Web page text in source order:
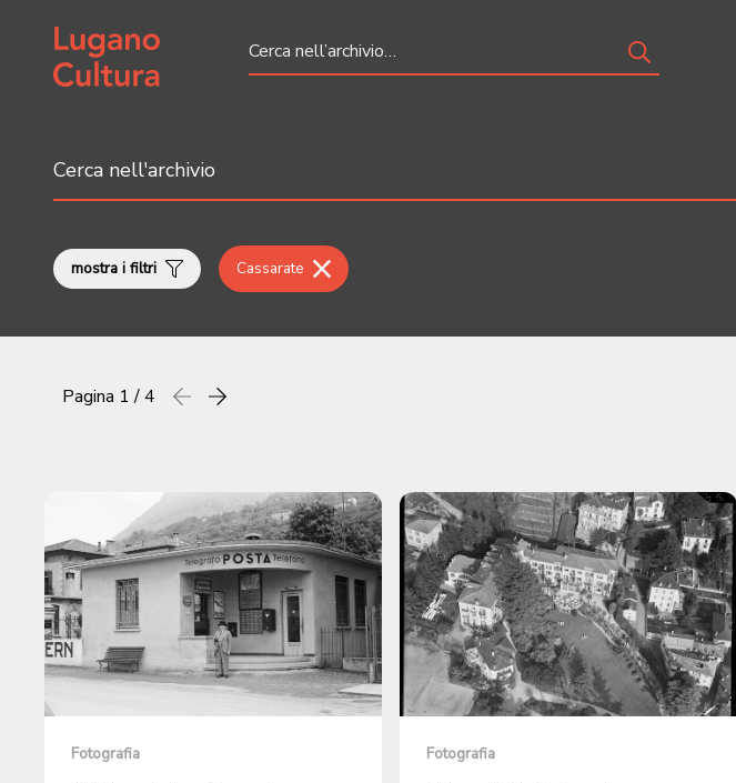
Home page
mostra i filtri Cassarate
Pagina 1 / 4 Precedente
successiva
Fotografia Fotografia